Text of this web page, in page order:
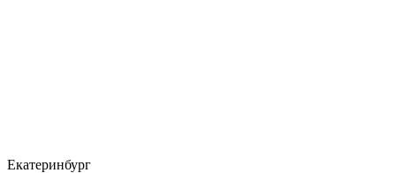
Екатеринбург